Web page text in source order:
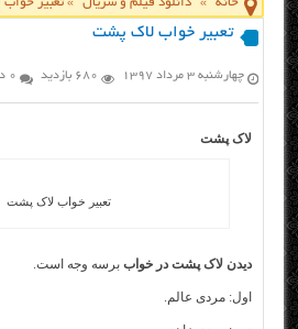
خانه » دانلود فیلم و سریال »تعبیر
تعبیر خواب لاک پشت
چهارشنبه ۳ مرداد ۱۳۹۷ 680 بازدید 0 دیدگاه
لاک پشت
تعبیر خواب لاک پشت
دیدن لاک پشت در خواب برسه وجه است.
اول: مردی عالم.